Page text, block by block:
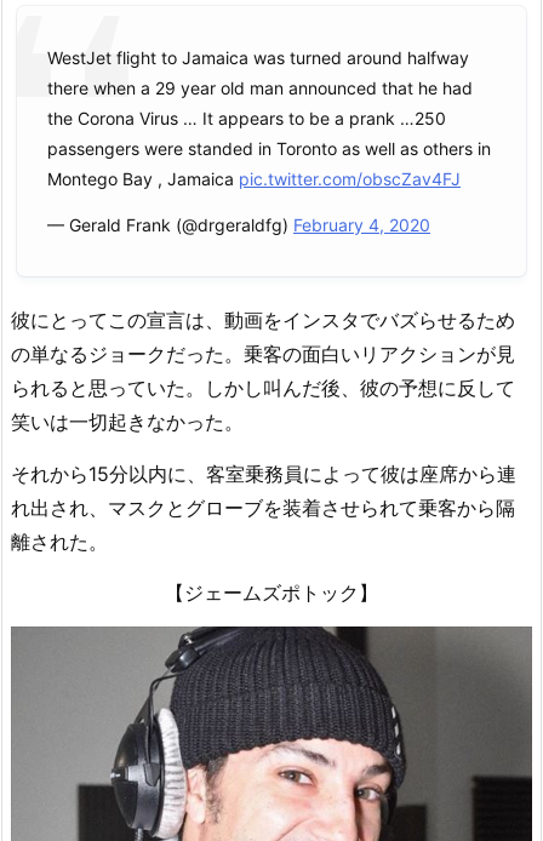
WestJet flight to Jamaica was turned around halfway
there when a 29 year old man announced that he had
the Corona Virus … It appears to be a prank …250
passengers were standed in Toronto as well as others in
Montego Bay , Jamaica pic.twitter.com/obscZav4FJ
— Gerald Frank (@drgeraldfg) February 4, 2020
彼にとってこの宣言は、動画をインスタでバズらせるため
の単なるジョークだった。乗客の面白いリアクションが見
られると思っていた。しかし叫んだ後、彼の予想に反して
笑いは一切起きなかった。
それから15分以内に、客室乗務員によって彼は座席から連
れ出され、マスクとグローブを装着させられて乗客から隔
離された。
【ジェームズポトック】